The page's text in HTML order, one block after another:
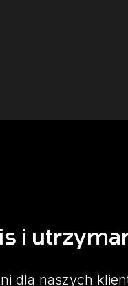
i
dla naszych